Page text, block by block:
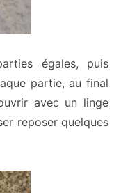
égales, puis
partie, au final
avec un linge
reposer quelques